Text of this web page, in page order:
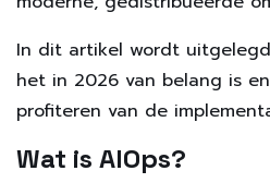
In dit artikel wordt
het in 2026 van belang is
profiteren van de
Wat is AIOps?